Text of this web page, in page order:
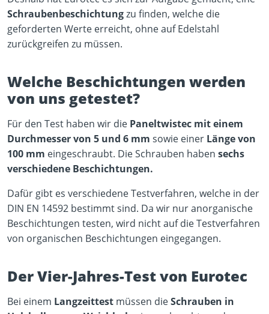
Schraubenbeschichtungzu finden, welche die
geforderten Werte erreicht, ohne auf Edelstahl
zurückgreifen zu müssen.
Welche Beschichtungen werden
von uns getestet?
Für den Test haben wir die Paneltwistec mit einem
Durchmesser von 5 und 6 mm sowie einer Länge von
100 mm eingeschraubt. Die Schrauben haben sechs
verschiedene Beschichtungen.
Dafür gibt es verschiedene Testverfahren, welche in der
DIN EN 14592 bestimmt sind. Da wir nur anorganische
Beschichtungen testen, wird nicht auf die Testverfahren
von organischen Beschichtungen eingegangen.
Der Vier-Jahres-Test von Eurotec
Bei einem Langzeittest müssen dieSchrauben in